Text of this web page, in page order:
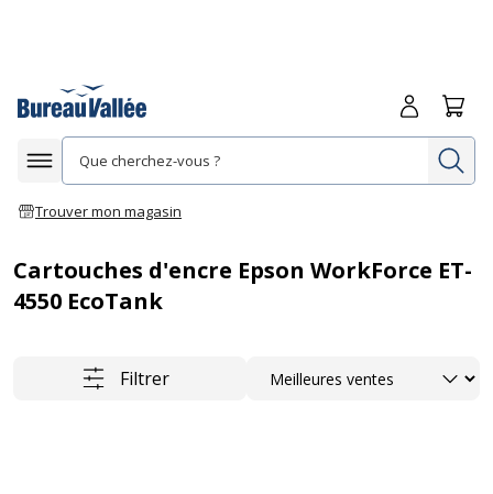
Afficher la navigation
Trouver mon magasin
Me
Cartouches d'encre Epson WorkForce ET-
4550 EcoTank
Filtrer Trier